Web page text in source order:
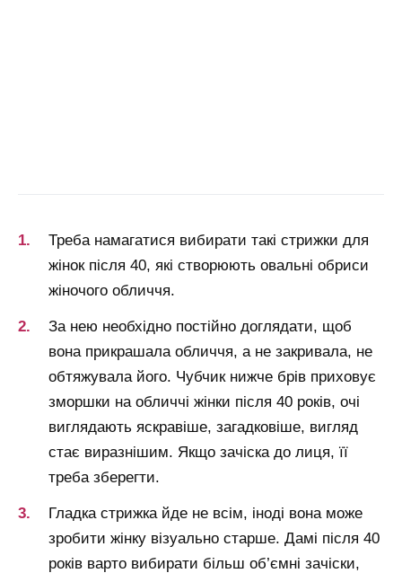
Треба намагатися вибирати такі стрижки для
жінок після 40, які створюють овальні обриси
жіночого обличчя.
За нею необхідно постійно доглядати, щоб
вона прикрашала обличчя, а не закривала, не
обтяжувала його. Чубчик нижче брів приховує
зморшки на обличчі жінки після 40 років, очі
виглядають яскравіше, загадковіше, вигляд
стає виразнішим. Якщо зачіска до лиця, її
треба зберегти.
Гладка стрижка йде не всім, іноді вона може
зробити жінку візуально старше. Дамі після 40
років варто вибирати більш об’ємні зачіски,